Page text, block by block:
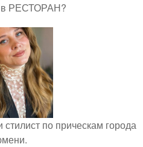
в РЕСТОРАН?
по прическам города